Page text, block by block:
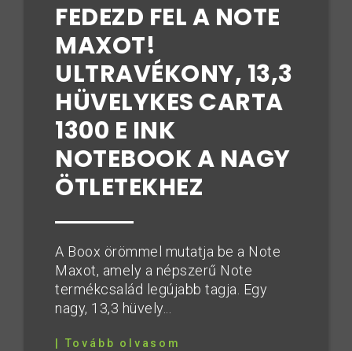
FEDEZD FEL A NOTE
MAXOT!
ULTRAVÉKONY, 13,3
HÜVELYKES CARTA
1300 E INK
NOTEBOOK A NAGY
ÖTLETEKHEZ
A Boox örömmel mutatja be a Note
Maxot, amely a népszerű Note
termékcsalád legújabb tagja. Egy
nagy, 13,3 hüvely...
| Tovább olvasom